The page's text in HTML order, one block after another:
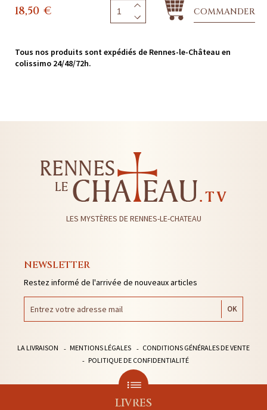
LIVRES
18,50 € COMMANDER
Tous nos produits sont expédiés de Rennes-le-Château en
colissimo 24/48/72h.
LES MYSTÈRES DE RENNES-LE-CHATEAU
NEWSLETTER
Restez informé de l'arrivée de nouveaux articles
LA LIVRAISON MENTIONS LÉGALES
CONDITIONS GÉNÉRALES DE VENTE
POLITIQUE DE CONFIDENTIALITÉ